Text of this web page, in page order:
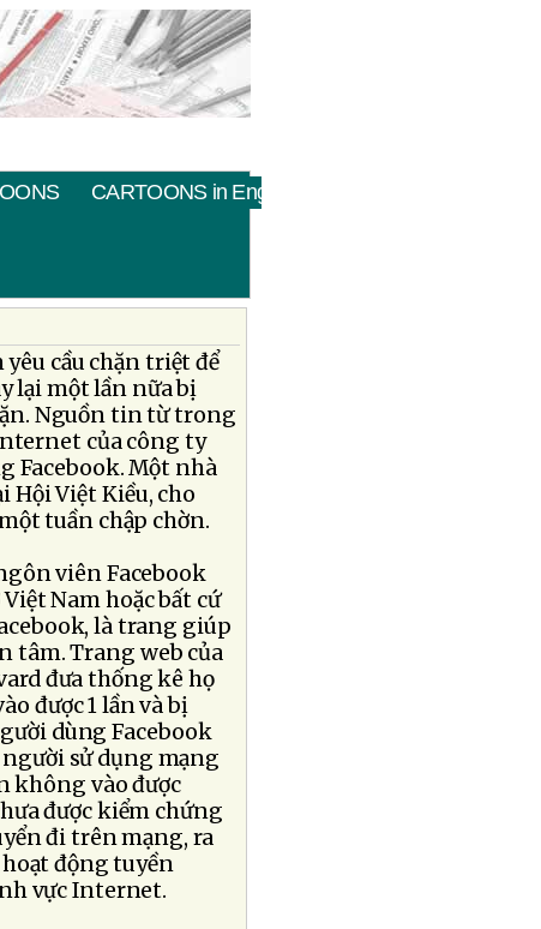
CARTOONS in English
cầu chặn triệt để
lại một lần nữa bị
Nguồn tin từ trong
của công ty
Facebook. Một nhà
Hội Việt Kiều, cho
tuần chập chờn.
viên Facebook
Nam hoặc bất cứ
là trang giúp
tâm. Trang web của
đưa thống kê họ
được 1 lần và bị
dùng Facebook
sử dụng mạng
không vào được
được kiểm chứng
đi trên mạng, ra
động tuyền
vực Internet.